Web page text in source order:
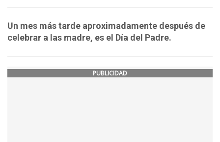
Un mes más tarde aproximadamente después de
celebrar a las madre, es el Día del Padre.
PUBLICIDAD